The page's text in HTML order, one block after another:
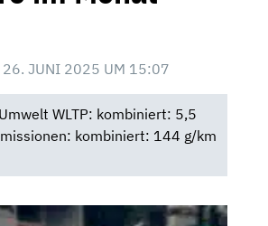
26. JUNI 2025 UM 15:07
WLTP: kombiniert: 5,5
kombiniert: 144 g/km